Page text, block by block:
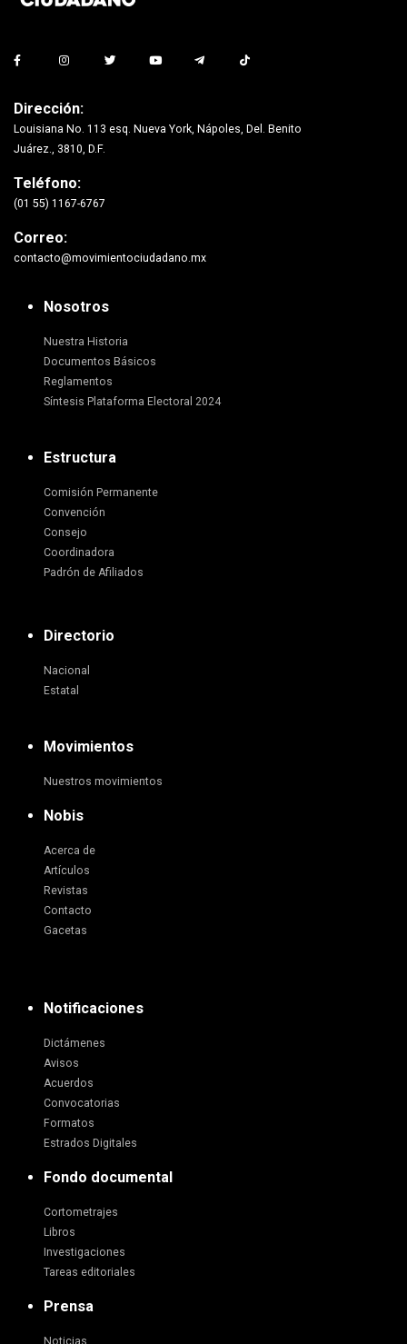
Dirección:
Louisiana No. 113 esq. Nueva York, Nápoles, Del. Benito
Juárez., 3810, D.F.
Teléfono:
(01 55) 1167-6767
Correo:
contacto@movimientociudadano.mx
Nosotros
Nuestra Historia
Documentos Básicos
Reglamentos
Síntesis Plataforma Electoral 2024
Estructura
Comisión Permanente
Convención
Consejo
Coordinadora
Padrón de Afiliados
Directorio
Nacional
Estatal
Movimientos
Nuestros movimientos
Nobis
Acerca de
Artículos
Revistas
Contacto
Gacetas
Notificaciones
Dictámenes
Avisos
Acuerdos
Convocatorias
Formatos
Estrados Digitales
Fondo documental
Cortometrajes
Libros
Investigaciones
Tareas editoriales
Prensa